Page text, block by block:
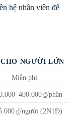
hệ nhân viên để
NGƯỜI LỚN
Miễn phí
₫/phần
₫/người (2N1Đ)